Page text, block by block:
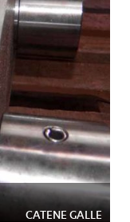
CATENE GALLE